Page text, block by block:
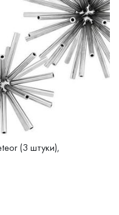
(3 штуки),